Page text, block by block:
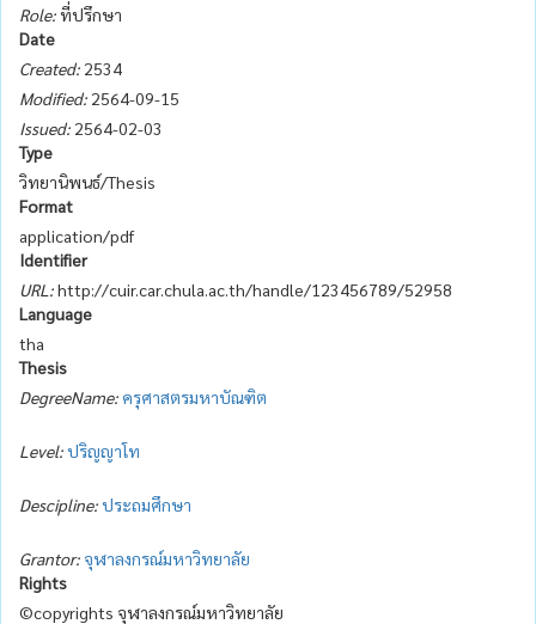
Role:ที่ปรึกษา
Date
Created: 2534
Modified: 2564-09-15
Issued: 2564-02-03
Type
วิทยานิพนธ์/Thesis
Format
application/pdf
Identifier
URL:http://cuir.car.chula.ac.th/handle/123456789/52958
Language
tha
Thesis
DegreeName: ครุศาสตรมหาบัณฑิต
Level:ปริญญาโท
Descipline:ประถมศึกษา
Grantor: จุฬาลงกรณ์มหาวิทยาลัย
Rights
©copyrights จุฬาลงกรณ์มหาวิทยาลัย